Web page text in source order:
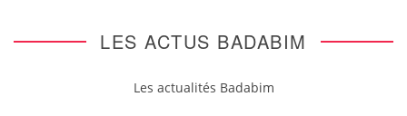
LES ACTUS BADABIM
Les actualités Badabim